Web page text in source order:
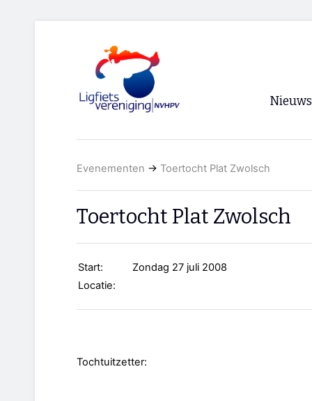
Nieuws
Evenementen → Toertocht Plat Zwolsch
Toertocht Plat Zwolsch
Start:
Zondag 27 juli 2008
Locatie:
Tochtuitzetter: